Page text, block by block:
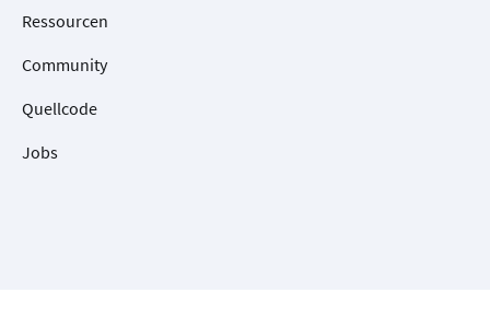
Ressourcen
Community
Quellcode
Jobs